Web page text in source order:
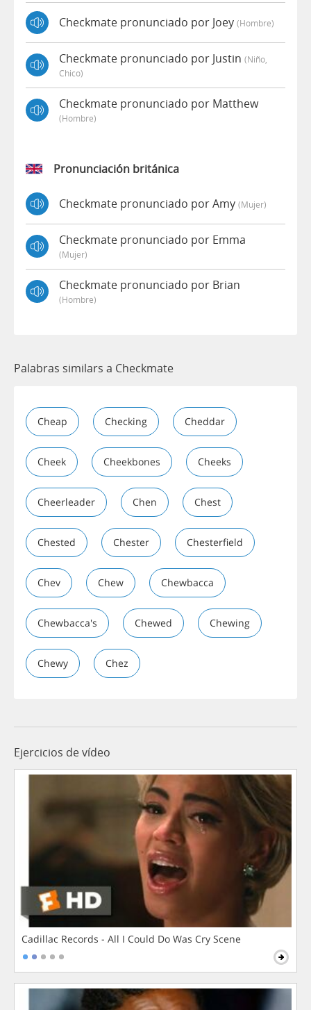
Checkmate pronunciado por Joey (hombre)
Checkmate pronunciado por Justin (niño,
Chico)
Checkmate pronunciado por Matthew
(hombre)
Pronunciación británica
Checkmate pronunciado por Amy (mujer)
Checkmate pronunciado por Emma
(mujer)
Checkmate pronunciado por Brian
(hombre)
Palabras similars a Checkmate
Cheap Checking Cheddar
Cheek Cheekbones Cheeks
Cheerleader Chen Chest
Chested Chester Chesterfield
Chev Chew Chewbacca
Chewbacca's Chewed Chewing
Chewy Chez
Ejercicios de vídeo
Cadillac Records - All I Could Do Was Cry Scene